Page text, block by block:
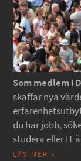
Som medlem i
skaffar nya
du har jobb,
studera eller IT
LÄS MER »